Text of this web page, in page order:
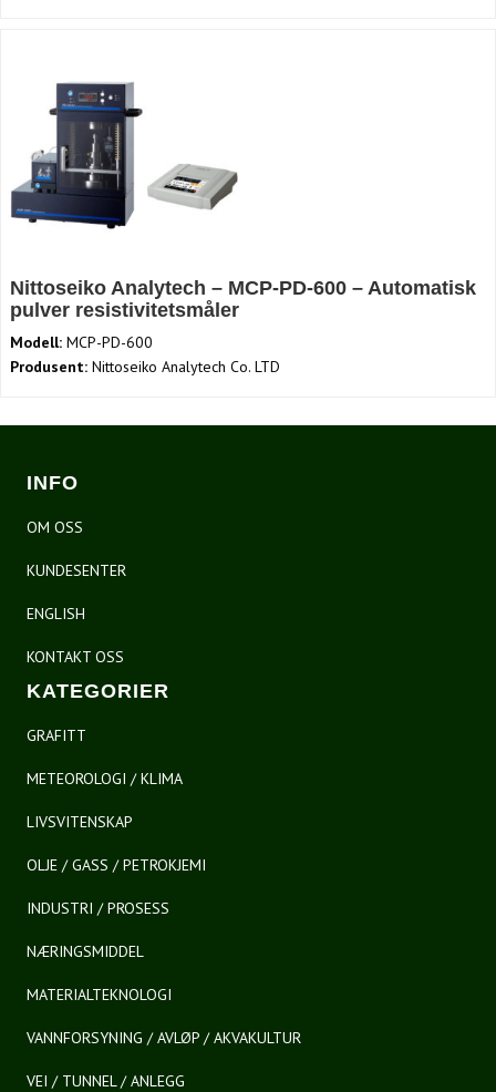
Nittoseiko Analytech – MCP-PD-600 – Automatisk
pulver resistivitetsmåler
Modell: MCP-PD-600
Produsent: Nittoseiko Analytech Co. LTD
INFO
OM OSS
KUNDESENTER
ENGLISH
KONTAKT OSS
KATEGORIER
GRAFITT
METEOROLOGI / KLIMA
LIVSVITENSKAP
OLJE / GASS / PETROKJEMI
INDUSTRI / PROSESS
NÆRINGSMIDDEL
MATERIALTEKNOLOGI
VANNFORSYNING / AVLØP / AKVAKULTUR
VEI / TUNNEL / ANLEGG